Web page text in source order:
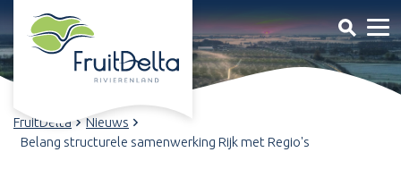
FruitDelta
Nieuws
Belang structurele samenwerking Rijk met Regio's